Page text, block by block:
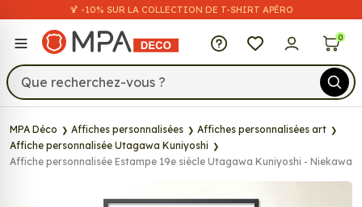
🍹 -10% SUR LA COLLECTION DE T-SHIRT APÉRO
MPA Déco 0
MPA Déco Affiches personnalisées
Affiches personnalisées art
Affiche personnalisée Utagawa Kuniyoshi
Affiche personnalisée Estampe 19e siècle Utagawa Kuniyoshi - Niekawa